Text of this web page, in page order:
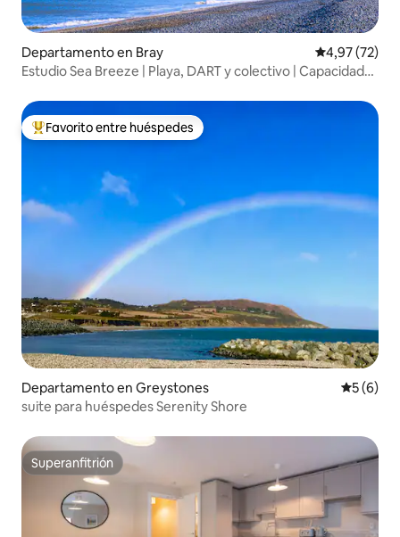
Departamento en Bray Calificación
4,97 (72)
Estudio Sea Breeze | Playa, DART y colectivo | Capacidad
Favorito entre los huéspedes más destacados
Favorito entre huéspedes
Departamento en Greystones
5 (6)
suite para huéspedes Serenity Shore
Superanfitrión
Superanfitrión